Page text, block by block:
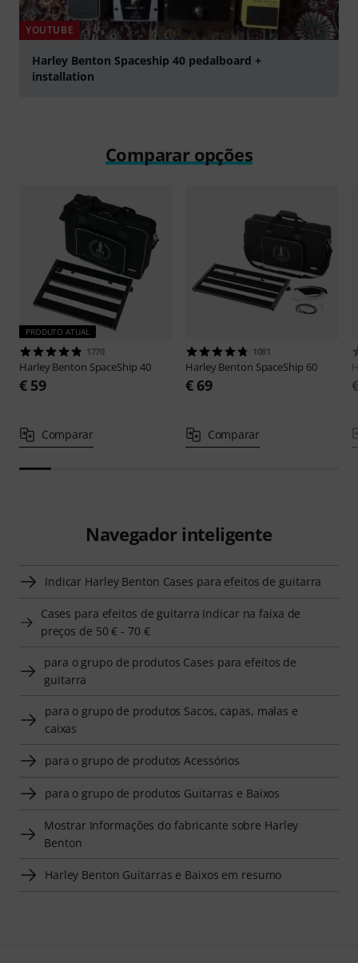
YOUTUBE
Harley Benton Spaceship 40 pedalboard +
installation
Comparar opções
PRODUTO ATUAL
1770
Harley Benton SpaceShip 40
€ 59
Comparar
1081
Harley Benton SpaceShip 60
€ 69
Comparar
Navegador inteligente
Indicar Harley Benton Cases para efeitos de guitarra
Cases para efeitos de guitarra Indicar na faixa de
preços de 50 € - 70 €
para o grupo de produtos Cases para efeitos de
guitarra
para o grupo de produtos Sacos, capas, malas e
caixas
para o grupo de produtos Acessórios
para o grupo de produtos Guitarras e Baixos
Mostrar Informações do fabricante sobre Harley
Benton
Harley Benton Guitarras e Baixos em resumo